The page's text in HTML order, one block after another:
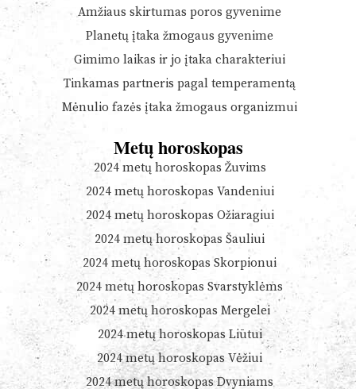
Amžiaus skirtumas poros gyvenime
Planetų įtaka žmogaus gyvenime
Gimimo laikas ir jo įtaka charakteriui
Tinkamas partneris pagal temperamentą
Mėnulio fazės įtaka žmogaus organizmui
Metų horoskopas
2024 metų horoskopas Žuvims
2024 metų horoskopas Vandeniui
2024 metų horoskopas Ožiaragiui
2024 metų horoskopas Šauliui
2024 metų horoskopas Skorpionui
2024 metų horoskopas Svarstyklėms
2024 metų horoskopas Mergelei
2024 metų horoskopas Liūtui
2024 metų horoskopas Vėžiui
2024 metų horoskopas Dvyniams